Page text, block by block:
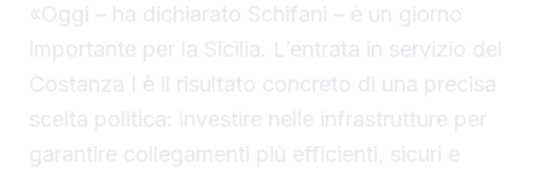
«Oggi – ha dichiarato Schifani – è un giorno
importante per la Sicilia. L’entrata in servizio del
Costanza I è il risultato concreto di una precisa
scelta politica: investire nelle infrastrutture per
garantire collegamenti più efficienti, sicuri e